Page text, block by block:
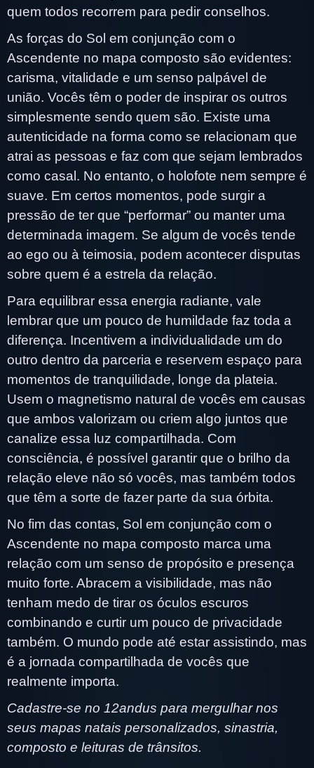
quem todos recorrem para pedir conselhos.
As forças do Sol em conjunção com o
Ascendente no mapa composto são evidentes:
carisma, vitalidade e um senso palpável de
união. Vocês têm o poder de inspirar os outros
simplesmente sendo quem são. Existe uma
autenticidade na forma como se relacionam que
atrai as pessoas e faz com que sejam lembrados
como casal. No entanto, o holofote nem sempre é
suave. Em certos momentos, pode surgir a
pressão de ter que “performar” ou manter uma
determinada imagem. Se algum de vocês tende
ao ego ou à teimosia, podem acontecer disputas
sobre quem é a estrela da relação.
Para equilibrar essa energia radiante, vale
lembrar que um pouco de humildade faz toda a
diferença. Incentivem a individualidade um do
outro dentro da parceria e reservem espaço para
momentos de tranquilidade, longe da plateia.
Usem o magnetismo natural de vocês em causas
que ambos valorizam ou criem algo juntos que
canalize essa luz compartilhada. Com
consciência, é possível garantir que o brilho da
relação eleve não só vocês, mas também todos
que têm a sorte de fazer parte da sua órbita.
No fim das contas, Sol em conjunção com o
Ascendente no mapa composto marca uma
relação com um senso de propósito e presença
muito forte. Abracem a visibilidade, mas não
tenham medo de tirar os óculos escuros
combinando e curtir um pouco de privacidade
também. O mundo pode até estar assistindo, mas
é a jornada compartilhada de vocês que
realmente importa.
Cadastre-se no 12andus para mergulhar nos
seus mapas natais personalizados, sinastria,
composto e leituras de trânsitos.